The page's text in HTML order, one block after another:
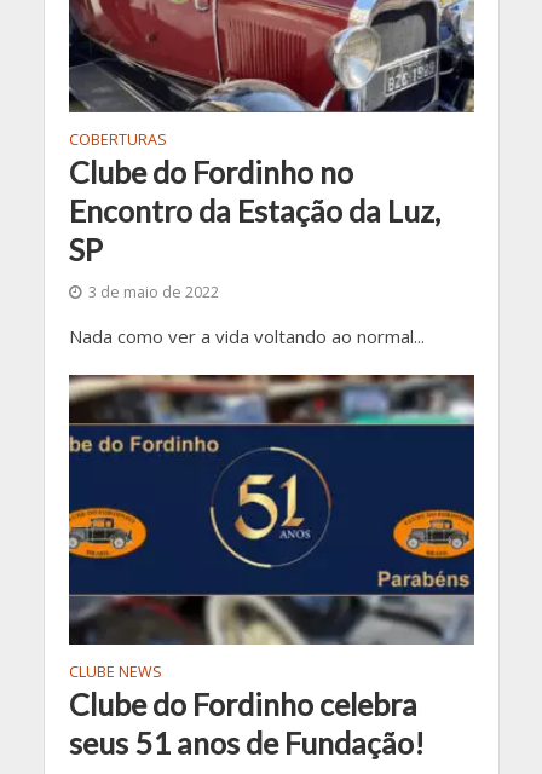
COBERTURAS
Clube do Fordinho no
Encontro da Estação da Luz,
SP
3 de maio de 2022
Nada como ver a vida voltando ao normal...
CLUBE NEWS
Clube do Fordinho celebra
seus 51 anos de Fundação!